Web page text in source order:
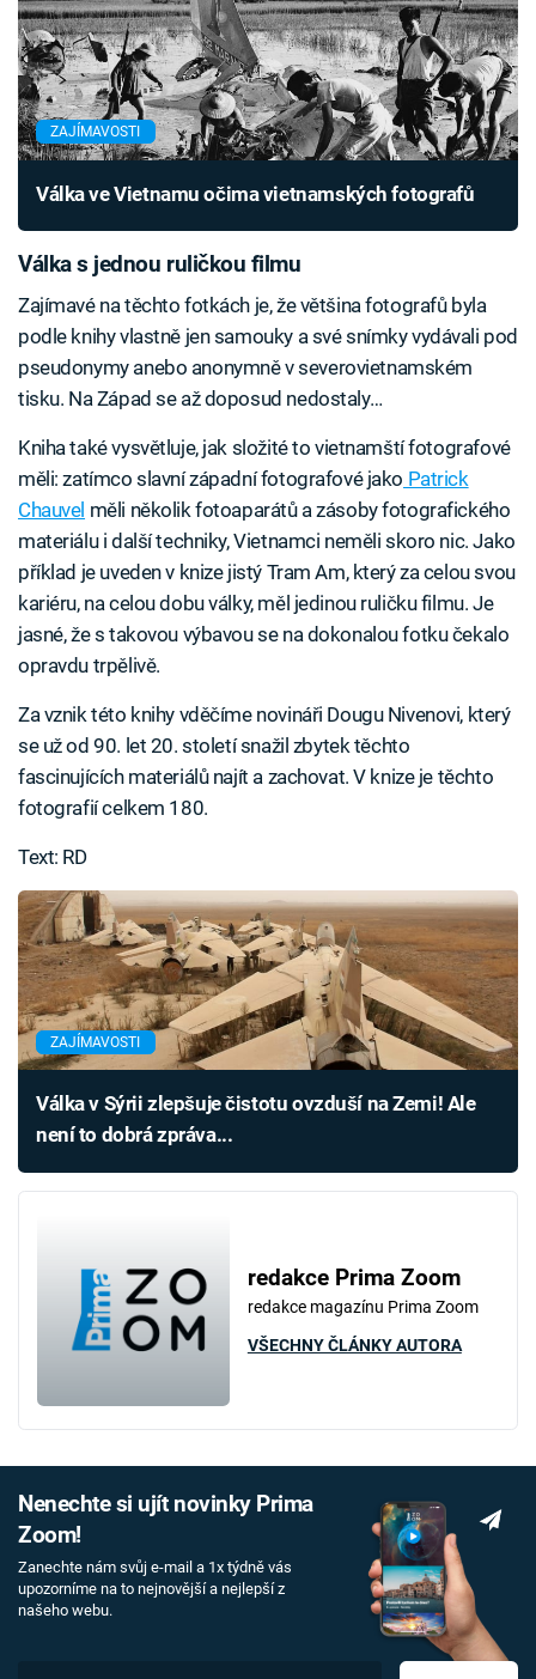
ZAJÍMAVOSTI
Válka ve Vietnamu očima vietnamských fotografů
Válka s jednou ruličkou filmu
Zajímavé na těchto fotkách je, že většina fotografů byla
podle knihy vlastně jen samouky a své snímky vydávali pod
pseudonymy anebo anonymně v severovietnamském
tisku. Na Západ se až doposud nedostaly…
Kniha také vysvětluje, jak složité to vietnamští fotografové
měli: zatímco slavní západní fotografové jako Patrick
Chauvel měli několik fotoaparátů a zásoby fotografického
materiálu i další techniky, Vietnamci neměli skoro nic. Jako
příklad je uveden v knize jistý Tram Am, který za celou svou
kariéru, na celou dobu války, měl jedinou ruličku filmu. Je
jasné, že s takovou výbavou se na dokonalou fotku čekalo
opravdu trpělivě.
Za vznik této knihy vděčíme novináři Dougu Nivenovi, který
se už od 90. let 20. století snažil zbytek těchto
fascinujících materiálů najít a zachovat. V knize je těchto
fotografií celkem 180.
Text: RD
ZAJÍMAVOSTI
Válka v Sýrii zlepšuje čistotu ovzduší na Zemi! Ale
není to dobrá zpráva...
redakce Prima Zoom
redakce magazínu Prima Zoom
VŠECHNY ČLÁNKY AUTORA
Nenechte si ujít novinky Prima
Zoom!
Zanechte nám svůj e-mail a 1x týdně vás
upozorníme na to nejnovější a nejlepší z
našeho webu.